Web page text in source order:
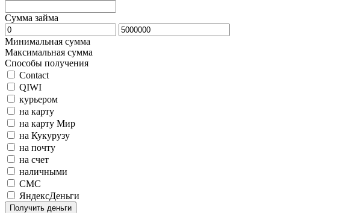
Сумма займа
Минимальная сумма
Максимальная сумма
Способы получения
Contact
QIWI
курьером
на карту
на карту Мир
на Кукурузу
на почту
на счет
наличными
СМС
ЯндексДеньги